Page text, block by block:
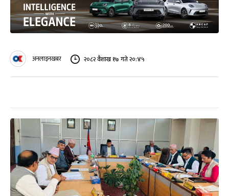
अनलाइनखबर २०८२ वैशाख १७ गते २०:४५